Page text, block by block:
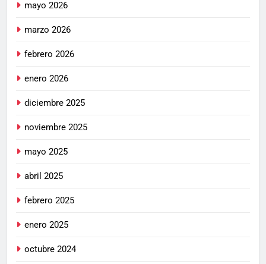
mayo 2026
marzo 2026
febrero 2026
enero 2026
diciembre 2025
noviembre 2025
mayo 2025
abril 2025
febrero 2025
enero 2025
octubre 2024